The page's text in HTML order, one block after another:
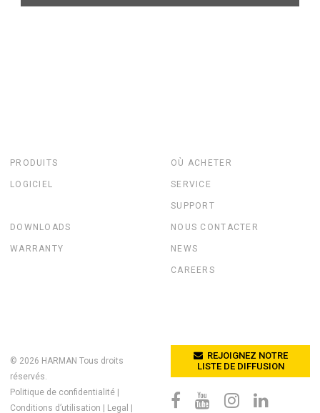
PRODUITS
LOGICIEL
OÙ ACHETER
SERVICE
SUPPORT
DOWNLOADS
WARRANTY
NOUS CONTACTER
NEWS
CAREERS
© 2026 HARMAN Tous droits
réservés.
Politique de confidentialité
Conditions d’utilisation
Legal
REJOIGNEZ NOTRE
LISTE DE DIFFUSION